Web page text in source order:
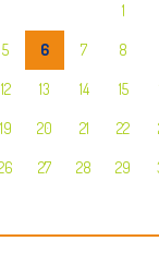
1
5 6 7 8
12 13 14 15
19 20 21 22
27 28 29